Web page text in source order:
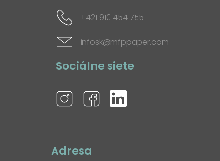
+421 910 454 755
infosk@mfppaper.com
Sociálne siete
Adresa